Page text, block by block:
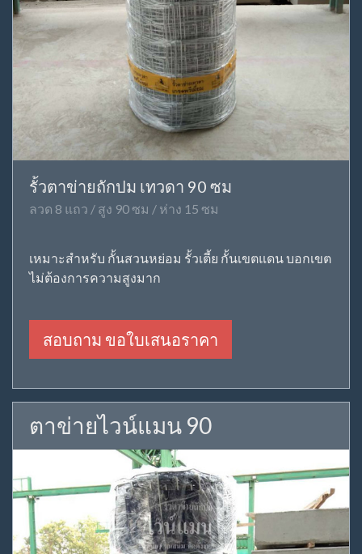
รั้วตาข่ายถักปม เทวดา 90 ซม
ลวด 8 แถว / สูง 90 ซม / ห่าง 15 ซม
เหมาะสำหรับ กั้นสวนหย่อม รั้วเตี้ย กั้นเขตแดน บอกเขต
ไม่ต้องการความสูงมาก
สอบถาม ขอใบเสนอราคา
ตาข่ายไวน์แมน 90